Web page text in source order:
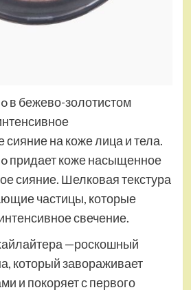
в бежево-золотистом
на коже лица и тела.
придает коже насыщенное
сияние. Шелковая текстура
частицы, которые
свечение.
—роскошный
который завораживает
и покоряет с первого